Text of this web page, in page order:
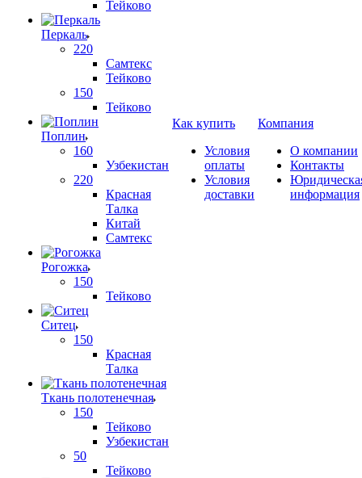
Тейково
Перкаль
220
Самтекс
Тейково
150
Тейково
Поплин
160
Узбекистан
220
Красная
Талка
Китай
Самтекс
Рогожка
150
Тейково
Ситец
150
Красная
Талка
Ткань полотенечная
150
Тейково
Узбекистан
50
Тейково
Как купить
Условия
оплаты
Условия
доставки
Компания
О компании
Контакты
информация